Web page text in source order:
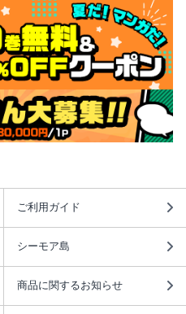
ご利用ガイド
シーモア島
商品に関するお知らせ